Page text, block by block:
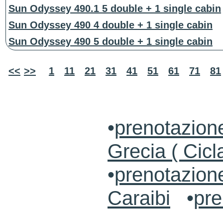
Sun Odyssey 490.1 5 double + 1 single cabin
Sun Odyssey 490 4 double + 1 single cabin
Sun Odyssey 490 5 double + 1 single cabin
<< >> 1 11 21 31 41 51 61 71 81
•
Grecia (
•
Caraibi •